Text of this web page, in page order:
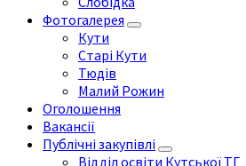
Фотогалерея
Кути
Старі Кути
Тюдів
Малий Рожин
Оголошення
Вакансії
Публічні закупівлі
Відділ освіти Кутської ТГ